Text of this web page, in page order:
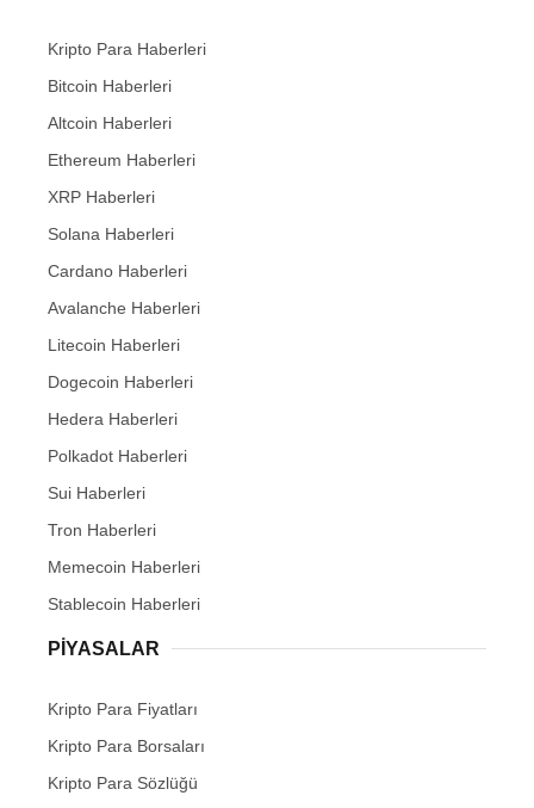
Kripto Para Haberleri
Bitcoin Haberleri
Altcoin Haberleri
Ethereum Haberleri
XRP Haberleri
Solana Haberleri
Cardano Haberleri
Avalanche Haberleri
Litecoin Haberleri
Dogecoin Haberleri
Hedera Haberleri
Polkadot Haberleri
Sui Haberleri
Tron Haberleri
Memecoin Haberleri
Stablecoin Haberleri
PIYASALAR
Kripto Para Fiyatları
Kripto Para Borsaları
Kripto Para Sözlüğü